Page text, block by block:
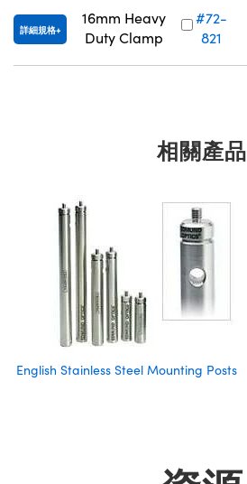
詳細規格
16mm Heavy
Duty Clamp
#72-
821
相關產品
English Stainless Steel Mounting Posts